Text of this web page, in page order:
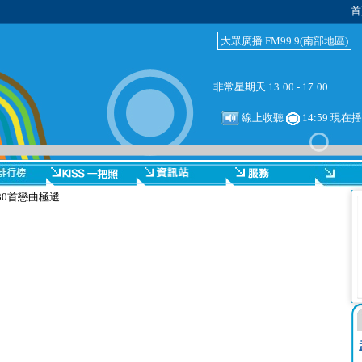
大眾廣播 FM99.9(南部地區)
非常星期天 13:00 - 17:00
線上收聽 14:59 現在
首戀曲極選